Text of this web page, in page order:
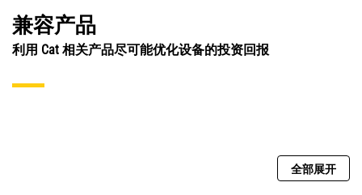
兼容产品
利用 Cat 相关产品尽可能优化设备的投资回报
全部展开